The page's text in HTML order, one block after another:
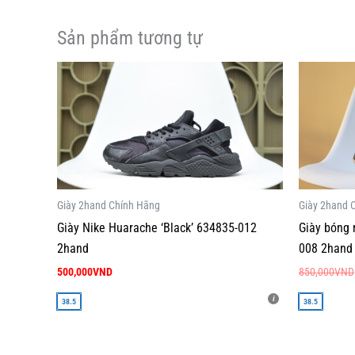
Sản phẩm tương tự
Giày 2hand Chính Hãng
Giày Nike Huarache ‘Black’ 634835-012
2hand
500,000VND
Sản
phẩm
này
nhiều
biến
Các
tùy
chọn
có
thể
38.5
Giày 2hand
Giày bóng
008 2hand
850,000VND
nhiều
biến
Các
tùy
chọn
có
thể
38.5